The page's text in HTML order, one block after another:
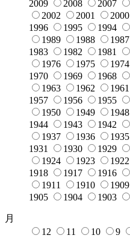
2009
2008 2007
2002
2001 2000
1996
1995 1994
1989
1988 1987
1983
1982 1981
1976
1975 1974
1970
1969 1968
1963
1962 1961
1957
1956 1955
1950
1949 1948
1944
1943 1942
1937
1936 1935
1931
1930 1929
1924
1923 1922
1918
1917 1916
1911
1910 1909
1905
1904 1903
月
12
11 10 9